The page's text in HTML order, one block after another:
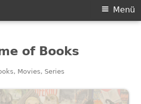
of Books
Movies, Series
Menü